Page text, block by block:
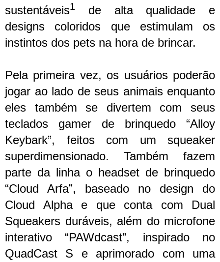
sustentáveis1
de alta qualidade e
designs coloridos que estimulam os
instintos dos pets na hora de brincar.
Pela primeira vez, os usuários poderão
jogar ao lado de seus animais enquanto
eles também se divertem com seus
teclados gamer de brinquedo “Alloy
Keybark”, feitos com um squeaker
superdimensionado. Também fazem
parte da linha o headset de brinquedo
“Cloud Arfa”, baseado no design do
Cloud Alpha e que conta com Dual
Squeakers duráveis, além do microfone
interativo “PAWdcast”, inspirado no
QuadCast S e aprimorado com uma